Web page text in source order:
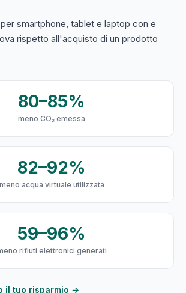
smartphone, tablet e laptop con e
rispetto all'acquisto di un prodotto
80–85%
meno CO₂ emessa
82–92%
meno acqua virtuale utilizzata
59–96%
rifiuti elettronici generati
il tuo risparmio →